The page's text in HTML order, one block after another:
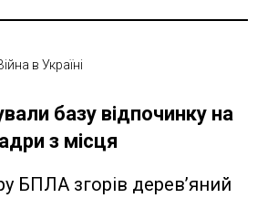
в Україні
базу відпочинку на
з місця
БПЛА згорів дерев’яний